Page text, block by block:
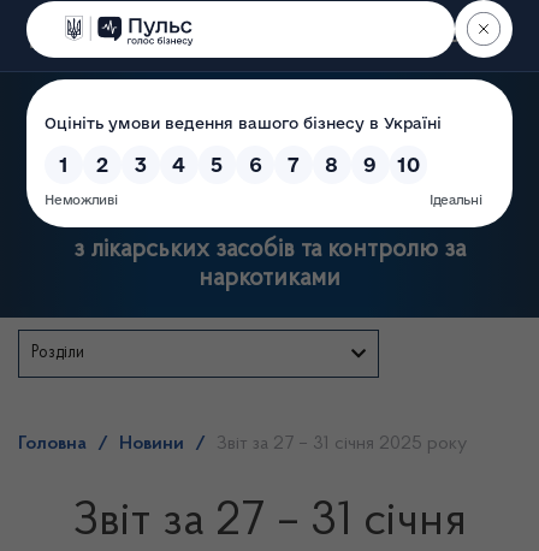
Пошук
Державна служба України
з лікарських засобів та контролю за
наркотиками
Розділи
Головна / Новини / Звіт за 27 – 31 січня 2025 року
Звіт за 27 – 31 січня